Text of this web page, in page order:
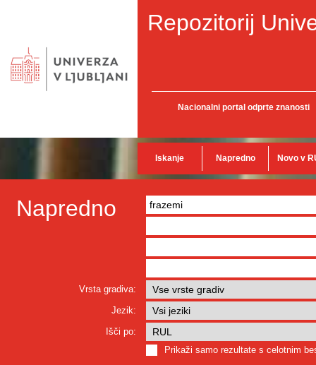
Repozitorij
Nacionalni portal odprte znanosti
Iskanje Napredno Novo v
Napredno
Vrsta gradiva:
Jezik:
Išči po:
Prikaži samo rezultate s celotnim